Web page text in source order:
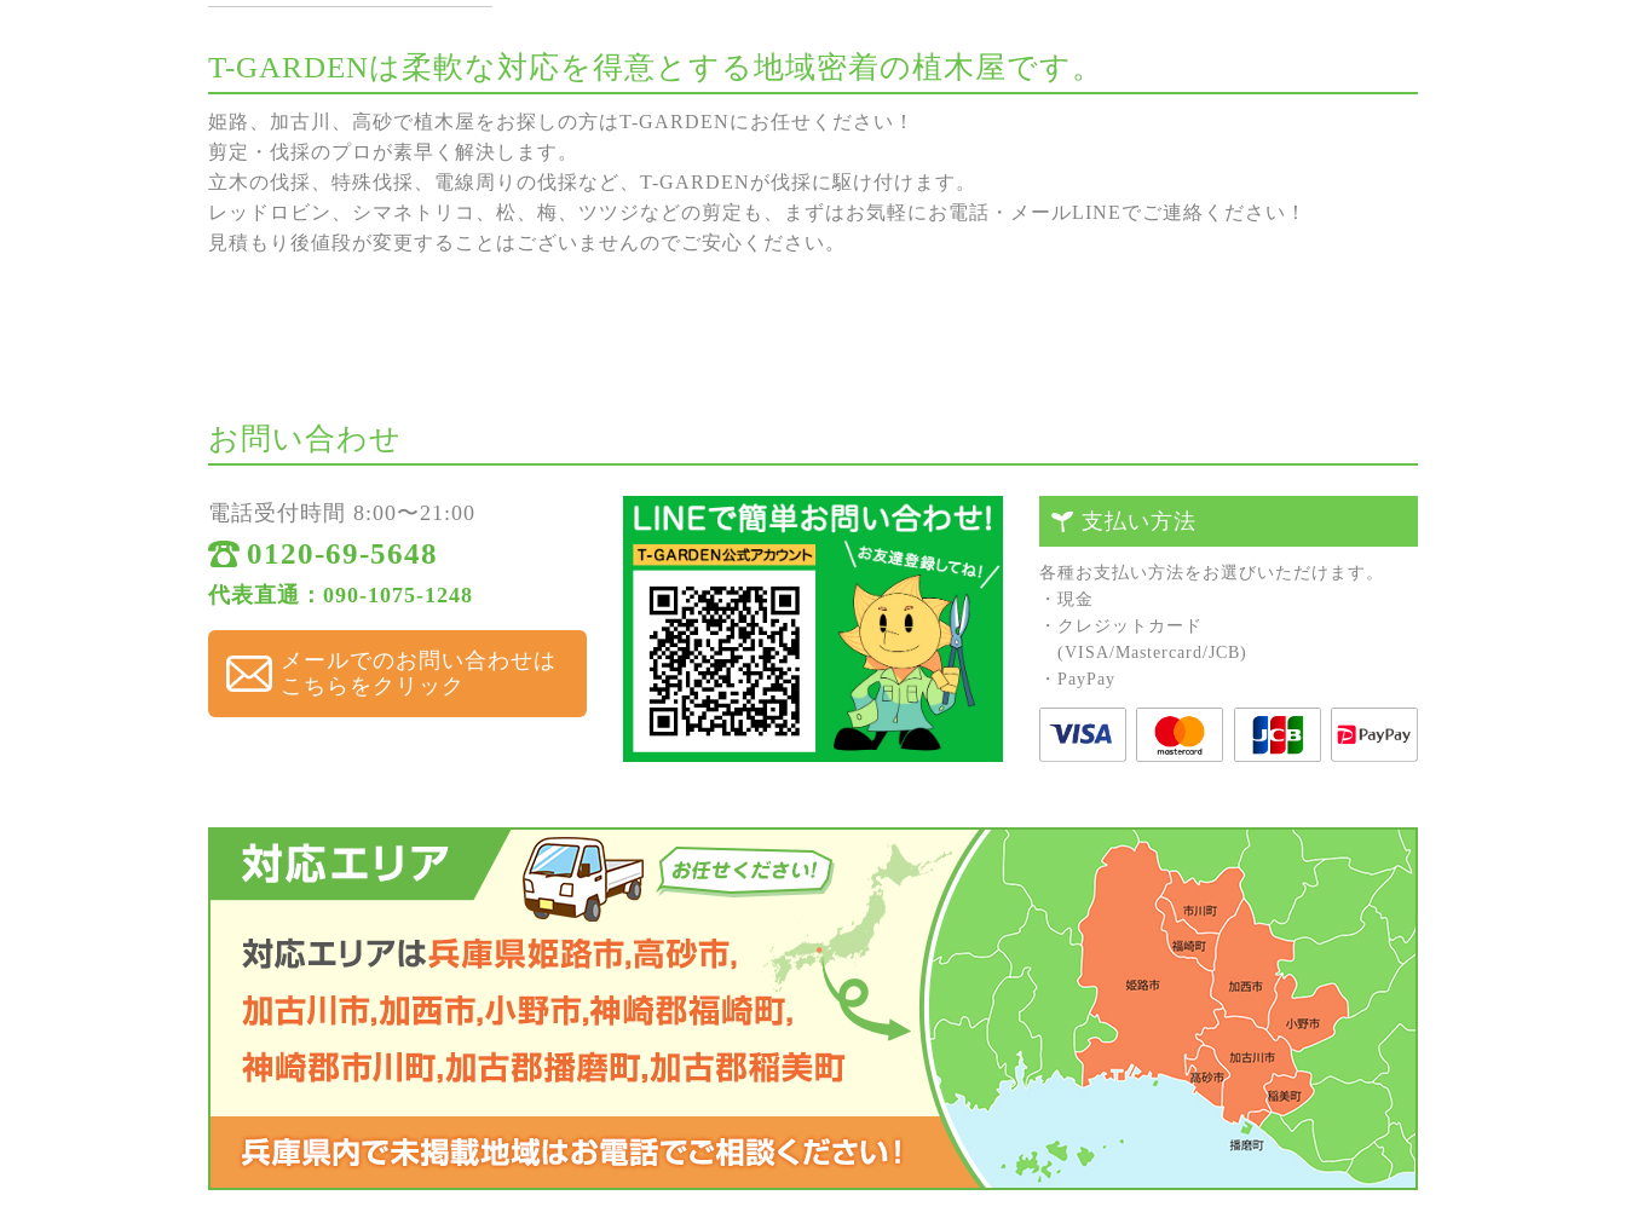
T-GARDENは柔軟な対応を得意とする地域密着の植木屋です。
姫路、加古川、高砂で植木屋をお探しの方はT-GARDENにお任せください！
剪定・伐採のプロが素早く解決します。
立木の伐採、特殊伐採、電線周りの伐採など、T-GARDENが伐採に駆け付けます。
レッドロビン、シマネトリコ、松、梅、ツツジなどの剪定も、まずはお気軽にお電話・メールLINEでご連絡ください！
見積もり後値段が変更することはございませんのでご安心ください。
お問い合わせ
電話受付時間 8:00〜21:00
0120-69-5648
代表直通：090-1075-1248
メールでのお問い合わせは
こちらをクリック
支払い方法
各種お⽀払い⽅法をお選びいただけます。
・現⾦
・クレジットカード
(VISA/Mastercard/JCB)
・PayPay